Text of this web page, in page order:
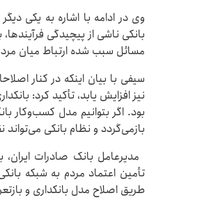
وی در ادامه با اشاره به یکی
بانکی ناشی از پیچیدگی
مسائل سبب شده ارتباط میان
سیفی با بیان اینکه در کنار
نیز افزایش یابد، تأکید کرد:
بود. اگر بتوانیم مدل کسب‌وکار
بازمی‌گردد و نظام بانکی
مدیرعامل بانک صادرات
تأمین اعتماد مردم به شبکه
طریق اصلاح مدل بانکداری و